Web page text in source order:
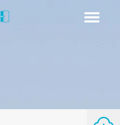
Toggle